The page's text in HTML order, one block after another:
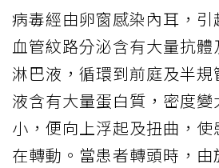
病毒經由卵窗感染內耳，引
血管紋路分泌含有大量抗體
淋巴液，循環到前庭及半
液含有大量蛋白質，密度
小，便向上浮起及扭曲，
在轉動。當患者轉頭時，由